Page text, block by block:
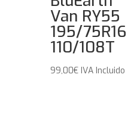
Van RY55
195/75R16
110/108T
99,00€ IVA Incluido